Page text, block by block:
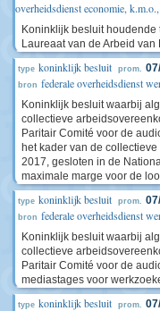
overheidsdienst economie,
Koninklijk besluit
Laureaat van de Arbeid
type koninklijk besluit prom.
bron federale overheidsdienst
Koninklijk besluit waarbij
collectieve
Paritair Comité voor de
het kader van de
2017, gesloten in de
maximale marge voor de
type koninklijk besluit prom.
bron federale overheidsdienst
Koninklijk besluit waarbij
collectieve
Paritair Comité voor de
mediastages voor
type koninklijk besluit prom.